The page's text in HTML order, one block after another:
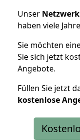
Unser Netzwerk
haben viele
Sie möchten
Sie sich jetzt
Angebote.
Füllen Sie jetzt
kostenlose